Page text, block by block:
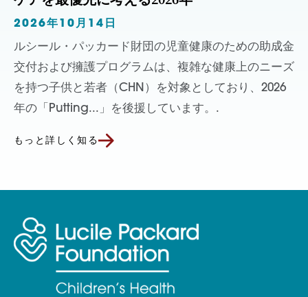
2026年10月14日
ルシール・パッカード財団の児童健康のための助成金
交付および擁護プログラムは、複雑な健康上のニーズ
を持つ子供と若者（CHN）を対象としており、2026
年の「Putting...」を後援しています。.
もっと詳しく知る